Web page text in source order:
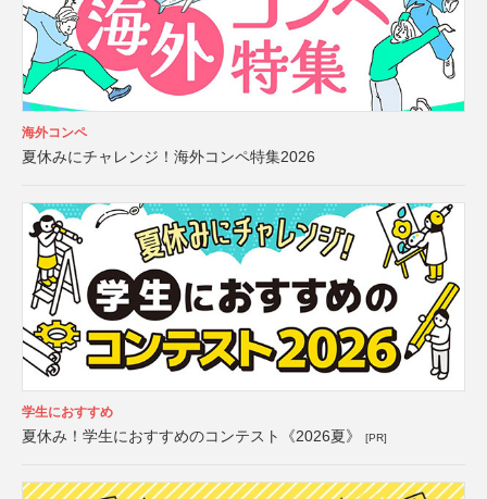
海外コンペ
夏休みにチャレンジ！海外コンペ特集2026
学生におすすめ
夏休み！学生におすすめのコンテスト《2026夏》 [PR]